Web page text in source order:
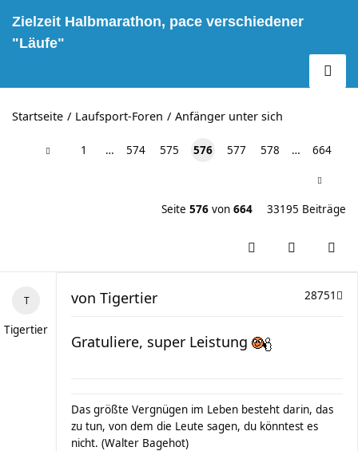
Zielzeit Halbmarathon, pace verschiedener
"Läufe"
Startseite Laufsport-Foren Anfänger unter sich
1 … 574 575 576 577 578 … 664
Seite 576 von 664 33195 Beiträge
Tigertier
28751
von Tigertier
Gratuliere, super Leistung
Das größte Vergnügen im Leben besteht darin, das
zu tun, von dem die Leute sagen, du könntest es
nicht. (Walter Bagehot)